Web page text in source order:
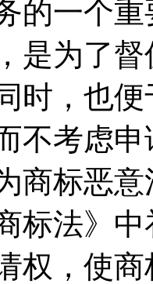
的一个
是为了
时，也
不考虑
商标恶
标法》
，使商